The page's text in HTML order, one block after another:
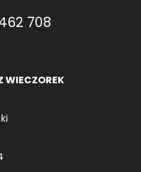
708
WIECZOREK